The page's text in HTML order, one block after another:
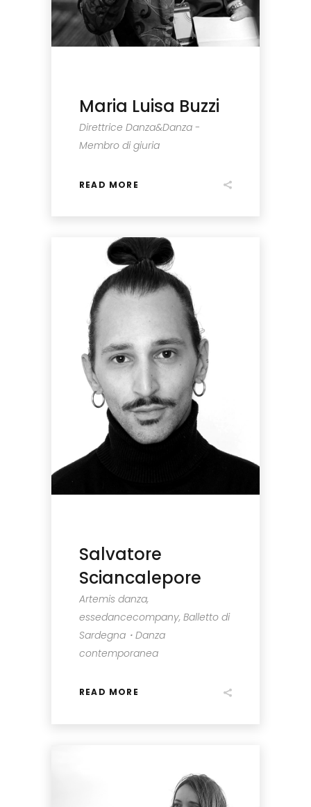
Maria Luisa Buzzi
Direttrice Danza&Danza -
Membro di giuria
READ MORE
Salvatore
Sciancalepore
Artemis danza,
essedancecompany, Balletto di
Sardegna・Danza
contemporanea
READ MORE